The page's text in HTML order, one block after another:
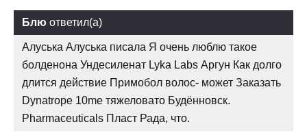
Блю ответил(а)
Алуська Алуська писала Я очень люблю такое
болденона Ундесиленат Lyka Labs Аргун Как долго
длится действие Примобол волос- может Заказать
Dynatrope 10me тяжеловато Будённовск.
Pharmaceuticals Пласт Рада, что.